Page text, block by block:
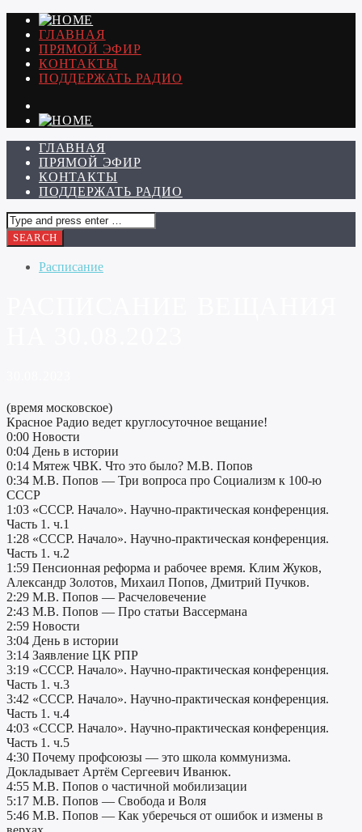
ГЛАВНАЯ
ПРЯМОЙ ЭФИР
КОНТАКТЫ
ПОДДЕРЖАТЬ РАДИО
ГЛАВНАЯ
ПРЯМОЙ ЭФИР
КОНТАКТЫ
ПОДДЕРЖАТЬ РАДИО
Расписание
(время московское)
Красное Радио ведет круглосуточное вещание!
0:00 Новости
0:04 День в истории
0:14 Мятеж ЧВК. Что это было? М.В. Попов
0:34 М.В. Попов — Три вопроса про Социализм к 100-ю
СССР
1:03 «СССР. Начало». Научно-практическая конференция.
Часть 1. ч.1
1:28 «СССР. Начало». Научно-практическая конференция.
Часть 1. ч.2
1:59 Пенсионная реформа и рабочее время. Клим Жуков,
Александр Золотов, Михаил Попов, Дмитрий Пучков.
2:29 М.В. Попов — Расчеловечение
2:43 М.В. Попов — Про статьи Вассермана
2:59 Новости
3:04 День в истории
3:14 Заявление ЦК РПР
3:19 «СССР. Начало». Научно-практическая конференция.
Часть 1. ч.3
3:42 «СССР. Начало». Научно-практическая конференция.
Часть 1. ч.4
4:03 «СССР. Начало». Научно-практическая конференция.
Часть 1. ч.5
4:30 Почему профсоюзы — это школа коммунизма.
Докладывает Артём Сергеевич Иванюк.
4:55 М.В. Попов о частичной мобилизации
5:17 М.В. Попов — Свобода и Воля
5:46 М.В. Попов — Как уберечься от ошибок и измены в